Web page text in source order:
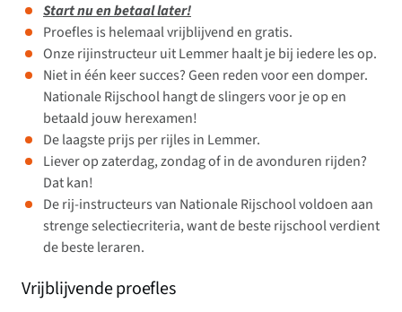
Start nu en betaal later!
Proefles is helemaal vrijblijvend en gratis.
Onze rijinstructeur uit Lemmer haalt je bij iedere les op.
Niet in één keer succes? Geen reden voor een domper.
Nationale Rijschool hangt de slingers voor je op en
betaald jouw herexamen!
De laagste prijs per rijles in Lemmer.
Liever op zaterdag, zondag of in de avonduren rijden?
Dat kan!
De rij-instructeurs van Nationale Rijschool voldoen aan
strenge selectiecriteria, want de beste rijschool verdient
de beste leraren.
Vrijblijvende proefles